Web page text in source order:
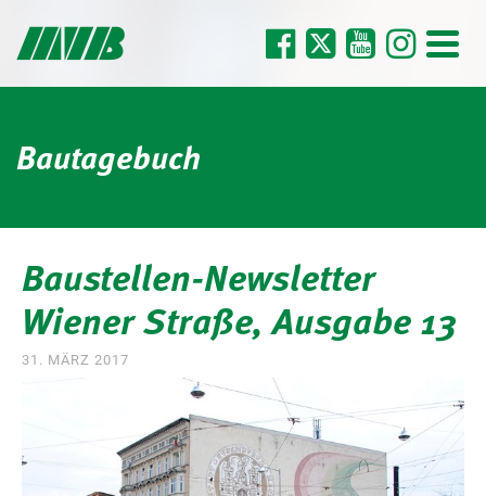
Bautagebuch
Baustellen-Newsletter
Wiener Straße, Ausgabe 13
31. MÄRZ 2017